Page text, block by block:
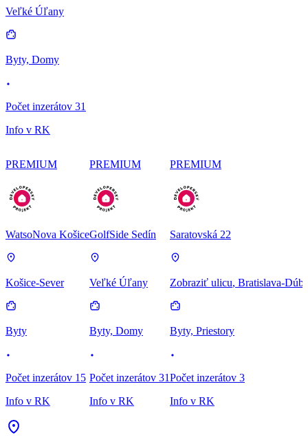
Veľké Úľany
Byty, Domy
Počet inzerátov 31
Info v RK
PREMIUM
WatsoNova Košice
Košice-Sever
Byty
Počet inzerátov 15
Info v RK
PREMIUM
GolfSide Sedín
Veľké Úľany
Byty, Domy
Počet inzerátov 31
Info v RK
PREMIUM
Saratovská 22
Zobraziť ulicu, Bratislava-
Byty, Priestory
Počet inzerátov 3
Info v RK